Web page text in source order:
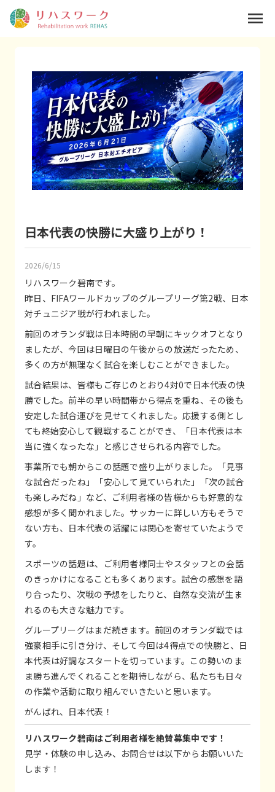
日本代表の快勝に大盛り上がり！
2026/6/15
リハスワーク碧南です。
昨日、FIFAワールドカップのグループリーグ第2戦、日本
対チュニジア戦が行われました。
前回のオランダ戦は日本時間の早朝にキックオフとなり
ましたが、今回は日曜日の午後からの放送だったため、
多くの方が無理なく試合を楽しむことができました。
試合結果は、皆様もご存じのとおり4対0で日本代表の快
勝でした。前半の早い時間帯から得点を重ね、その後も
安定した試合運びを見せてくれました。応援する側とし
ても終始安心して観戦することができ、「日本代表は本
当に強くなったな」と感じさせられる内容でした。
事業所でも朝からこの話題で盛り上がりました。「見事
な試合だったね」「安心して見ていられた」「次の試合
も楽しみだね」など、ご利用者様の皆様からも好意的な
感想が多く聞かれました。サッカーに詳しい方もそうで
ない方も、日本代表の活躍には関心を寄せていたようで
す。
スポーツの話題は、ご利用者様同士やスタッフとの会話
のきっかけになることも多くあります。試合の感想を語
り合ったり、次戦の予想をしたりと、自然な交流が生ま
れるのも大きな魅力です。
グループリーグはまだ続きます。前回のオランダ戦では
強豪相手に引き分け、そして今回は4得点での快勝と、日
本代表は好調なスタートを切っています。この勢いのま
ま勝ち進んでくれることを期待しながら、私たちも日々
の作業や活動に取り組んでいきたいと思います。
がんばれ、日本代表！
リハスワーク碧南はご利用者様を絶賛募集中です！
見学・体験の申し込み、お問合せは以下からお願いいた
します！
menu